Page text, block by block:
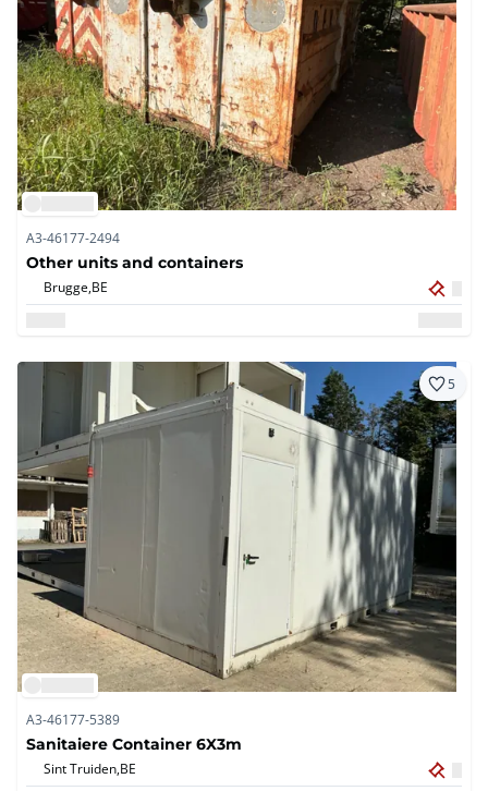
A3-46177-2494
Other units and containers
Brugge,BE
5
A3-46177-5389
Sanitaiere Container 6X3m
Sint Truiden,BE